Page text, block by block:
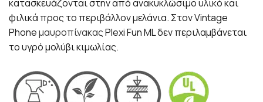
κατασκευάζονται στην από ανακυκλώσιμο υλικό και
φιλικά προς το περιβάλλον μελάνια. Στον Vintage
PhoneμαυροπίνακαςPlexi Fun ML δεν περιλαμβάνεται
το υγρό μολύβι κιμωλίας.